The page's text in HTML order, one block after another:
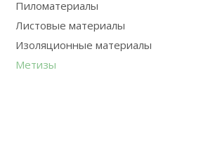
Пиломатериалы
Листовые материалы
Изоляционные материалы
Метизы